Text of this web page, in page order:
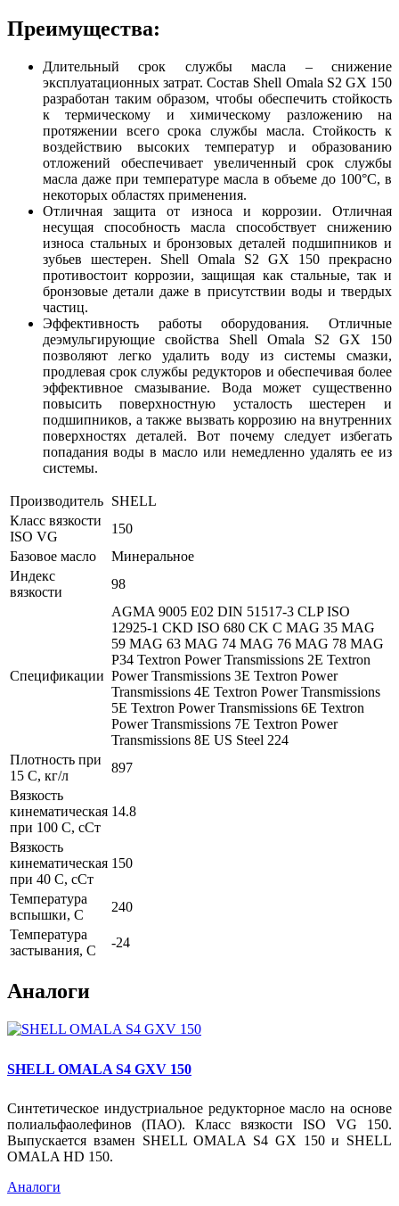
Преимущества:
Длительный срок службы масла – снижение
эксплуатационных затрат. Состав Shell Omala S2 GX 150
разработан таким образом, чтобы обеспечить стойкость
к термическому и химическому разложению на
протяжении всего срока службы масла. Стойкость к
воздействию высоких температур и образованию
отложений обеспечивает увеличенный срок службы
масла даже при температуре масла в объеме до 100°C, в
некоторых областях применения.
Отличная защита от износа и коррозии. Отличная
несущая способность масла способствует снижению
износа стальных и бронзовых деталей подшипников и
зубьев шестерен. Shell Omala S2 GX 150 прекрасно
противостоит коррозии, защищая как стальные, так и
бронзовые детали даже в присутствии воды и твердых
частиц.
Эффективность работы оборудования. Отличные
деэмульгирующие свойства Shell Omala S2 GX 150
позволяют легко удалить воду из системы смазки,
продлевая срок службы редукторов и обеспечивая более
эффективное смазывание. Вода может существенно
повысить поверхностную усталость шестерен и
подшипников, а также вызвать коррозию на внутренних
поверхностях деталей. Вот почему следует избегать
попадания воды в масло или немедленно удалять ее из
системы.
Производитель SHELL
Класс вязкости
ISO VG
150
Базовое масло
Минеральное
Индекс
вязкости
98
Спецификации
AGMA 9005 E02 DIN 51517-3 CLP ISO
12925-1 CKD ISO 680 CK С MAG 35 MAG
59 MAG 63 MAG 74 MAG 76 MAG 78 MAG
P34 Textron Power Transmissions 2E Textron
Power Transmissions 3E Textron Power
Transmissions 4E Textron Power Transmissions
5E Textron Power Transmissions 6E Textron
Power Transmissions 7E Textron Power
Transmissions 8E US Steel 224
Плотность при
15 С, кг/л
897
Вязкость
кинематическая
при 100 С, сСт
14.8
Вязкость
кинематическая
при 40 С, сСт
150
Температура
вспышки, С
240
Температура
застывания, С
-24
Аналоги
SHELL OMALA S4 GXV 150
Синтетическое индустриальное редукторное масло на основе
полиальфаолефинов (ПАО). Класс вязкости ISO VG 150.
Выпускается взамен SHELL OMALA S4 GX 150 и SHELL
OMALA HD 150.
Аналоги